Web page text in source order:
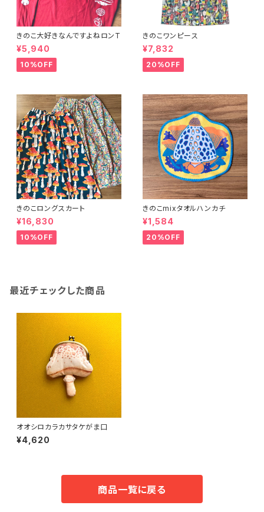
きのこ大好きなんですよねロンT
¥5,940
10%OFF
きのこワンピース
¥7,832
20%OFF
きのこロングスカート
¥16,830
10%OFF
きのこmixタオルハンカチ
¥1,584
20%OFF
最近チェックした商品
オオシロカラカサタケがま口
¥4,620
商品一覧に戻る